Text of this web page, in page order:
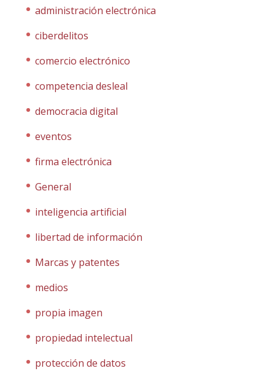
administración electrónica
ciberdelitos
comercio electrónico
competencia desleal
democracia digital
eventos
firma electrónica
General
inteligencia artificial
libertad de información
Marcas y patentes
medios
propia imagen
propiedad intelectual
protección de datos